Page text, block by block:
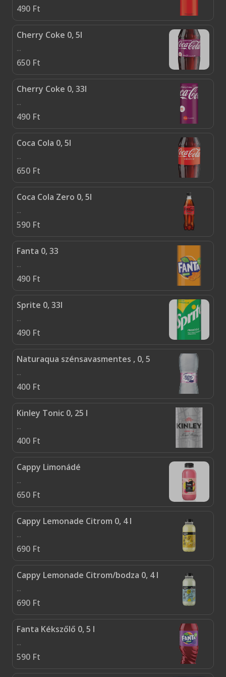
490 Ft
Cherry Coke 0, 5l
...
650 Ft
Cherry Coke 0, 33l
...
490 Ft
Coca Cola 0, 5l
...
650 Ft
Coca Cola Zero 0, 5l
...
590 Ft
Fanta 0, 33
...
490 Ft
Sprite 0, 33l
...
490 Ft
Naturaqua szénsavasmentes , 0, 5
...
400 Ft
Kinley Tonic 0, 25 l
...
400 Ft
Cappy Limonádé
...
650 Ft
Cappy Lemonade Citrom 0, 4 l
...
690 Ft
Cappy Lemonade Citrom/bodza 0, 4 l
...
690 Ft
Fanta Kékszőlő 0, 5 l
...
590 Ft